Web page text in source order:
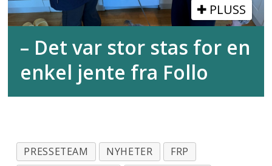
PLUSS
– Det var stor stas for en
enkel jente fra Follo
PRESSETEAM NYHETER
FRP